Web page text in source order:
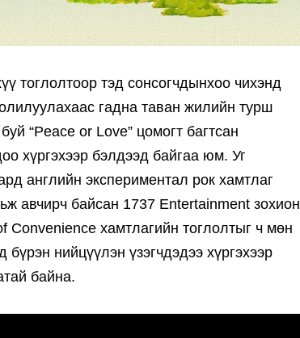
тоглолтоор тэд сонсогчдынхоо чихэнд
гадна таван жилийн турш
“Peace or Love” цомогт багтсан
хүргэхээр бэлдээд байгаа юм. Уг
английн экспериментал рок хамтлаг
авчирч байсан 1737 Entertainment зохион
Convenience хамтлагийн тоглолтыг ч мөн
нийцүүлэн үзэгчдэдээ хүргэхээр
байна.